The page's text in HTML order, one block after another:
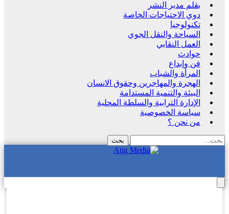
بقلم مدير النشر
دوي الاحتياجات الخاصة
تكنولوجيا
السياحة والنقل الجوي
العمل النقابي
حوادث
فن وإبداع
المرأة والشباب
الهجرة والمهاجرين وحقوق الانسان
البيئة والتنمية المستدامة
الإدارة الترابية والسلطة المحلية
سياسة الخصوصية
من نحن ؟